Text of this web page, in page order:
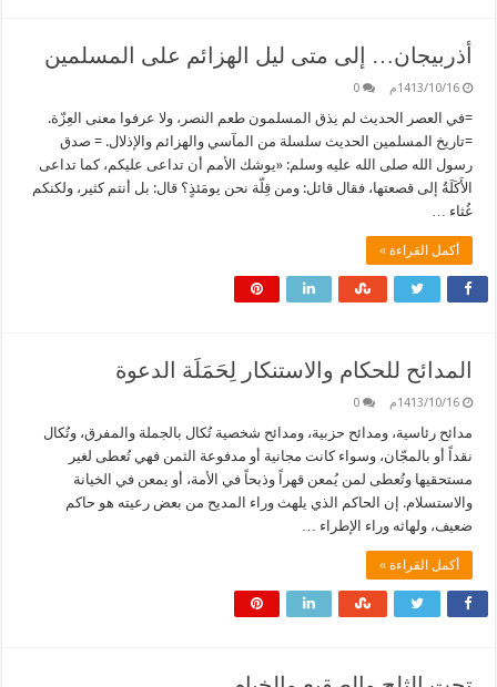
أذربيجان… إلى متى ليل الهزائم على المسلمين
1413/10/16م 0
=في العصر الحديث لم يذق المسلمون طعم النصر، ولا عرفوا معنى العِزّة.
=تاريخ المسلمين الحديث سلسلة من المآسي والهزائم والإذلال. = صدق
رسول الله صلى الله عليه وسلم: «يوشك الأمم أن تداعى عليكم، كما تداعى
الأَكَلَةُ إلى قصعتها، فقال قائل: ومن قِلّة نحن يومَئذٍ؟ قال: بل أنتم كثير، ولكنكم
غُثاء …
أكمل القراءة »
المدائح للحكام والاستنكار لِحَمَلَة الدعوة
1413/10/16م 0
مدائح رئاسية، ومدائح حزبية، ومدائح شخصية تُكال بالجملة والمفرق، وتُكال
نقداً أو بالمجّان، وسواء كانت مجانية أو مدفوعة الثمن فهي تُعطى لغير
مستحقيها وتُعطى لمن يُمعن قهراً وذبحاً في الأمة، أو يمعن في الخيانة
والاستسلام. إن الحاكم الذي يلهث وراء المديح من بعض رعيته هو حاكم
ضعيف، ولهاثه وراء الإطراء …
أكمل القراءة »